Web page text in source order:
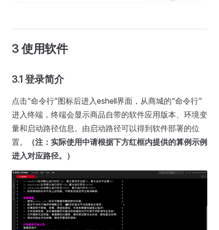
3 使用软件
3.1 登录简介
点击“命令行”图标后进入eshell界面，从商城的“命令行”
进入终端，终端会显示商品自带的软件应用版本、环境变
量和启动路径信息。由启动路径可以得到软件部署的位
置。
（注：实际使用中请根据下方红框内提供的算例示例
进入对应路径。）